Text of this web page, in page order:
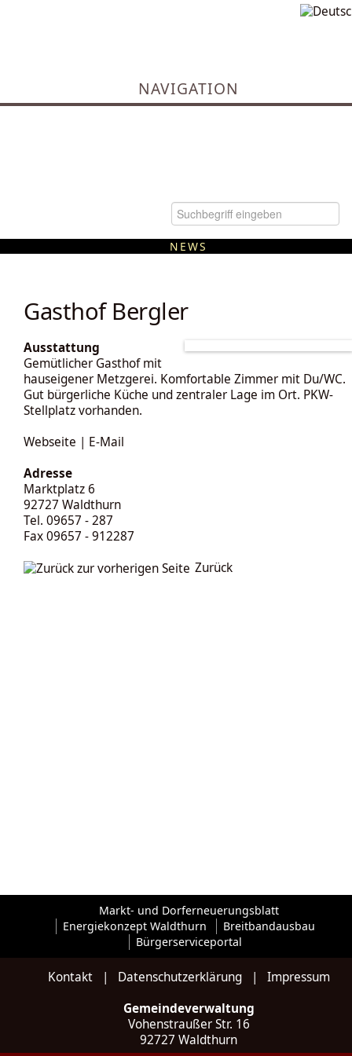
NAVIGATION
NEWS
Gasthof Bergler
Ausstattung
Gemütlicher Gasthof mit
hauseigener Metzgerei. Komfortable Zimmer mit Du/WC.
Gut bürgerliche Küche und zentraler Lage im Ort. PKW-
Stellplatz vorhanden.
Webseite | E-Mail
Adresse
Marktplatz 6
92727 Waldthurn
Tel. 09657 - 287
Fax 09657 - 912287
Zurück
Markt- und Dorferneuerungsblatt
Energiekonzept Waldthurn
Breitbandausbau
Bürgerserviceportal
Kontakt| Datenschutzerklärung| Impressum
Gemeindeverwaltung
Vohenstraußer Str. 16
92727 Waldthurn